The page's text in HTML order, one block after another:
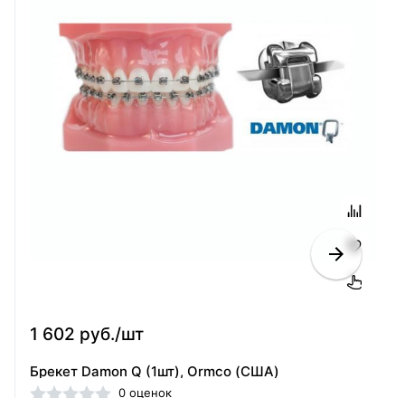
1 602 руб./шт
Брекет Damon Q (1шт), Ormco (США)
0 оценок